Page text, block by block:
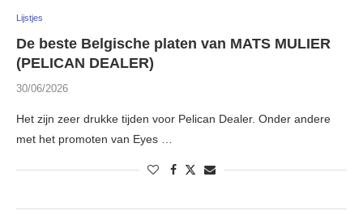
Lijstjes
De beste Belgische platen van MATS MULIER
(PELICAN DEALER)
30/06/2026
Het zijn zeer drukke tijden voor Pelican Dealer. Onder andere
met het promoten van Eyes …